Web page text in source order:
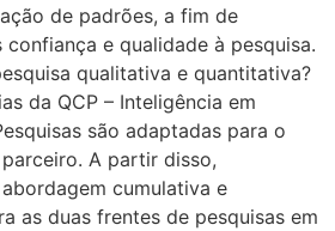
de padrões, a fim de
confiança e qualidade à pesquisa.
qualitativa e quantitativa?
da QCP – Inteligência em
são adaptadas para o
A partir disso,
cumulativa e
as duas frentes de pesquisas em